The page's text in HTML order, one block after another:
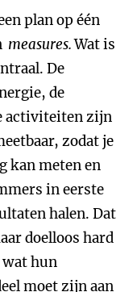
plan op één
measures.Wat is
De
de
activiteiten zijn
zodat je
kan meten en
in eerste
halen. Dat
doelloos hard
wat hun
moet zijn aan